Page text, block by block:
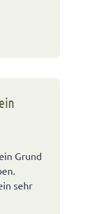
Grund
sehr